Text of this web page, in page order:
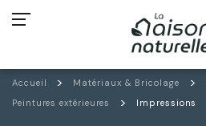
Accueil Matériaux & Bricolage
Peintures extérieures
Impressions